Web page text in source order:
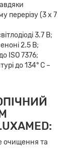
перерізу (3 x 7
3.7 В;
2.5 В;
ISO 7376;
до 134° C –
очищення та